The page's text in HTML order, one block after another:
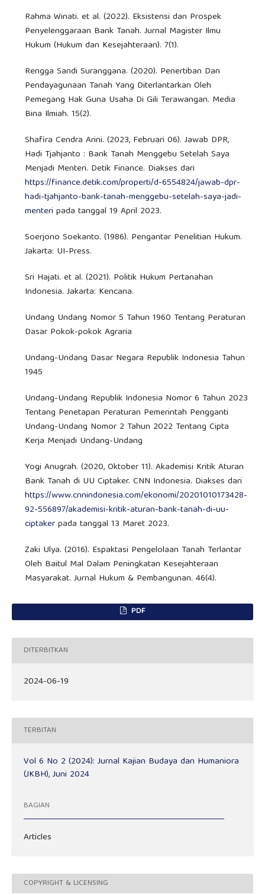
Rahma Winati. et al. (2022). Eksistensi dan Prospek
Penyelenggaraan Bank Tanah. Jurnal Magister Ilmu
Hukum (Hukum dan Kesejahteraan). 7(1).
Rengga Sandi Suranggana. (2020). Penertiban Dan
Pendayagunaan Tanah Yang Diterlantarkan Oleh
Pemegang Hak Guna Usaha Di Gili Terawangan. Media
Bina Ilmiah. 15(2).
Shafira Cendra Arini. (2023, Februari 06). Jawab DPR,
Hadi Tjahjanto : Bank Tanah Menggebu Setelah Saya
Menjadi Menteri. Detik Finance. Diakses dari
https://finance.detik.com/properti/d-6554824/jawab-dpr-
hadi-tjahjanto-bank-tanah-menggebu-setelah-saya-jadi-
menteri pada tanggal 19 April 2023.
Soerjono Soekanto. (1986). Pengantar Penelitian Hukum.
Jakarta: UI-Press.
Sri Hajati. et al. (2021). Politik Hukum Pertanahan
Indonesia. Jakarta: Kencana.
Undang Undang Nomor 5 Tahun 1960 Tentang Peraturan
Dasar Pokok-pokok Agraria
Undang-Undang Dasar Negara Republik Indonesia Tahun
1945
Undang-Undang Republik Indonesia Nomor 6 Tahun 2023
Tentang Penetapan Peraturan Pemerintah Pengganti
Undang-Undang Nomor 2 Tahun 2022 Tentang Cipta
Kerja Menjadi Undang-Undang
Yogi Anugrah. (2020, Oktober 11). Akademisi Kritik Aturan
Bank Tanah di UU Ciptaker. CNN Indonesia. Diakses dari
https://www.cnnindonesia.com/ekonomi/20201010173428-
92-556897/akademisi-kritik-aturan-bank-tanah-di-uu-
ciptakerpada tanggal 13 Maret 2023.
Zaki Ulya. (2016). Espaktasi Pengelolaan Tanah Terlantar
Oleh Baitul Mal Dalam Peningkatan Kesejahteraan
Masyarakat. Jurnal Hukum & Pembangunan. 46(4).
PDF
DITERBITKAN
2024-06-19
TERBITAN
Vol 6 No 2 (2024): Jurnal Kajian Budaya dan Humaniora
(JKBH), Juni 2024
BAGIAN
Articles
COPYRIGHT & LICENSING